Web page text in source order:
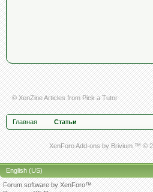
© XenZineArticlesfromPick a Tutor
Главная Статьи
XenForo Add-ons by Brivium ™ ©
English (US)
Forum software by XenForo™